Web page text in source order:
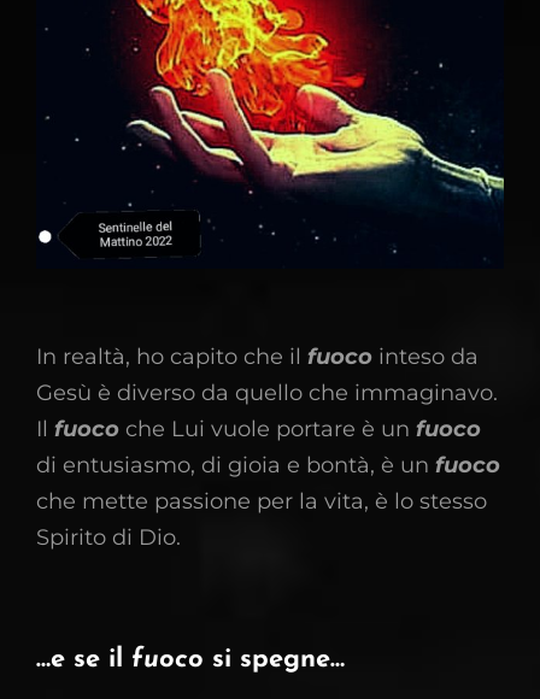
​In realtà, ho capito che il fuoco inteso da
Gesù è diverso da quello che immaginavo.
Il fuoco che Lui vuole portare è un fuoco
di entusiasmo, di gioia e bontà, è un fuoco
che mette passione per la vita, è lo stesso
Spirito di Dio.
…e se il fuoco si spegne…